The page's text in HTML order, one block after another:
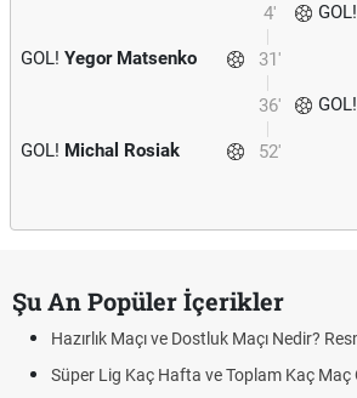
4' GOL!
31'
GOL! Yegor Matsenko
36' GOL!
52'
GOL! Michal Rosiak
Şu An Popüler İçerikler
Hazırlık Maçı ve Dostluk Maçı Nedir?
Süper Lig Kaç Hafta ve Toplam Kaç Maç